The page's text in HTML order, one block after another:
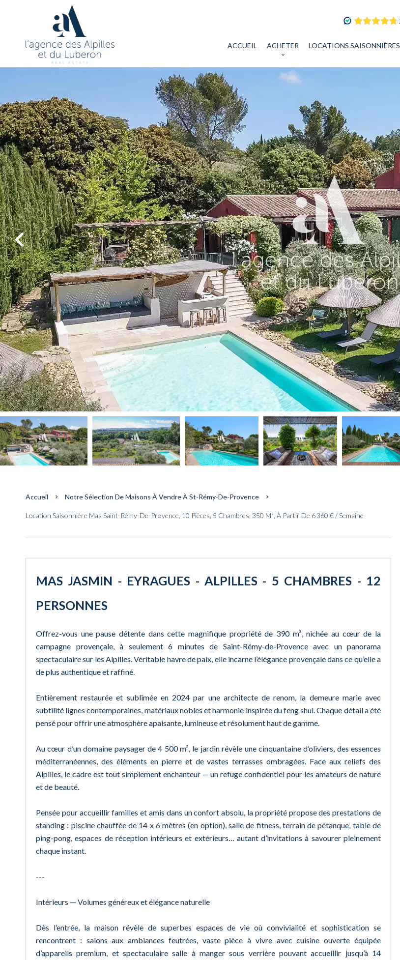
ACCUEIL ACHETER LOCATIONS SAISONNIÈRES
Accueil Notre Sélection De Maisons À Vendre À St-Rémy-De-Provence
Location Saisonnière Mas Saint-Rémy-De-Provence, 10 Pièces, 5 Chambres, 350 M², À Partir De 6 360 € / Semaine
MAS JASMIN - EYRAGUES - ALPILLES - 5 CHAMBRES - 12
PERSONNES
Offrez-vous une pause détente dans cette magnifique propriété de 390 m², nichée au cœur de la
campagne provençale, à seulement 6 minutes de Saint-Rémy-de-Provence avec un panorama
spectaculaire sur les Alpilles. Véritable havre de paix, elle incarne l’élégance provençale dans ce qu’elle a
de plus authentique et raffiné.
Entièrement restaurée et sublimée en 2024 par une architecte de renom, la demeure marie avec
subtilité lignes contemporaines, matériaux nobles et harmonie inspirée du feng shui. Chaque détail a été
pensé pour offrir une atmosphère apaisante, lumineuse et résolument haut de gamme.
Au cœur d’un domaine paysager de 4 500 m², le jardin révèle une cinquantaine d’oliviers, des essences
méditerranéennes, des éléments en pierre et de vastes terrasses ombragées. Face aux reliefs des
Alpilles, le cadre est tout simplement enchanteur — un refuge confidentiel pour les amateurs de nature
et de beauté.
Pensée pour accueillir familles et amis dans un confort absolu, la propriété propose des prestations de
standing : piscine chauffée de 14 x 6 mètres (en option), salle de fitness, terrain de pétanque, table de
ping-pong, espaces de réception intérieurs et extérieurs… autant d’invitations à savourer pleinement
chaque instant.
---
Intérieurs — Volumes généreux et élégance naturelle
Dès l’entrée, la maison révèle de superbes espaces de vie où convivialité et sophistication se
rencontrent : salons aux ambiances feutrées, vaste pièce à vivre avec cuisine ouverte équipée
d’appareils premium, et spectaculaire salle à manger sous verrière pouvant accueillir jusqu’à 14